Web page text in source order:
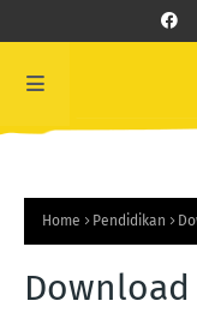
Home Pendidikan
Download